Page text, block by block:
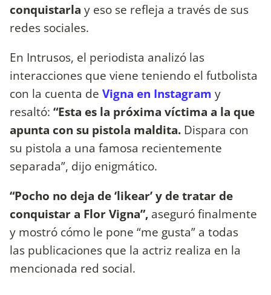
conquistarla y eso se refleja a través de sus
redes sociales.
En Intrusos, el periodista analizó las
interacciones que viene teniendo el futbolista
con la cuenta de Vigna en Instagram y
resaltó: “Esta es la próxima víctima a la que
apunta con su pistola maldita. Dispara con
su pistola a una famosa recientemente
separada”, dijo enigmático.
“Pocho no deja de ‘likear’ y de tratar de
conquistar a Flor Vigna”, aseguró finalmente
y mostró cómo le pone “me gusta” a todas
las publicaciones que la actriz realiza en la
mencionada red social.